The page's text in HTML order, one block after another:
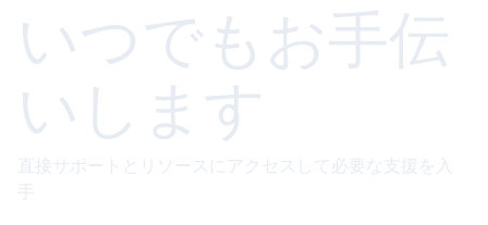
いつでもお手伝
いします
直接サポートとリソースにアクセスして必要な支援を入
手